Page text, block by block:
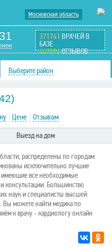
Московская область
371741 ВРАЧЕЙ В
БАЗЕ
447816ОТЗЫВОВ
Выберите район
Цене Отзывам
Выезд на дом
распределены по городам
исключительно лучшие
имеющие все необходимые
консультации. Большинство
наук и специалисты высшей
Вы можете найти медика по
к врачу - кардиологу онлайн